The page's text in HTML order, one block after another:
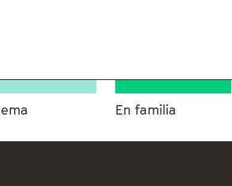
En familia